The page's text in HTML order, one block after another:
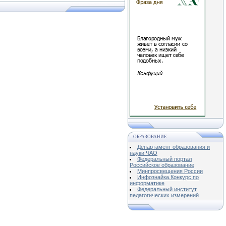
ОБРАЗОВАНИЕ
Департамент образования и
науки ЧАО
Федеральный портал
Российское образование
Минпросвещения России
Инфознайка.Конкурс по
информатике
Федеральный институт
педагогических измерений